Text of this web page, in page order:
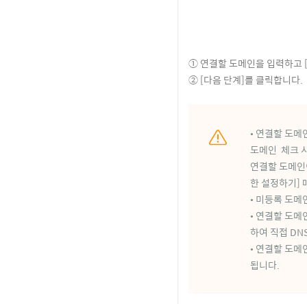
① 연결할 도메인을 입력하고
② [다음 단계]를 클릭합니다.
• 연결할 도
도메인 체크
연결할 도메
한 설정하기]
• 미등록 도메
• 연결할 도
하여 직접
• 연결할 도
됩니다.